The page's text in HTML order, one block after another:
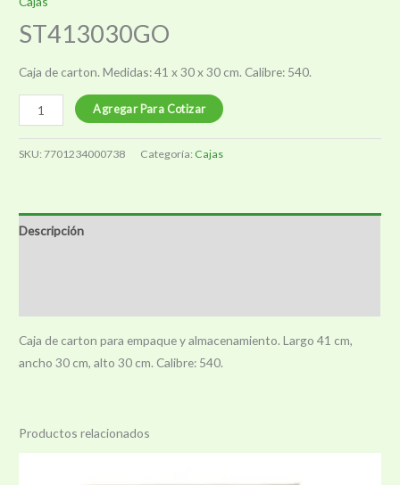
ST413030GO
Caja de carton. Medidas: 41 x 30 x 30 cm. Calibre: 540.
ST413030GO
cantidad
Agregar Para Cotizar
SKU:7701234000738 Categoría: Cajas
Descripción
Caja de carton para empaque y almacenamiento. Largo 41 cm,
ancho 30 cm, alto 30 cm. Calibre: 540.
Productos relacionados